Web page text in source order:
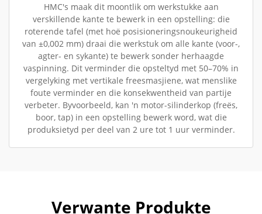
HMC's maak dit moontlik om werkstukke aan
verskillende kante te bewerk in een opstelling: die
roterende tafel (met hoë posisioneringsnoukeurigheid
van ±0,002 mm) draai die werkstuk om alle kante (voor-,
agter- en sykante) te bewerk sonder herhaagde
vaspinning. Dit verminder die opsteltyd met 50–70% in
vergelyking met vertikale freesmasjiene, wat menslike
foute verminder en die konsekwentheid van partije
verbeter. Byvoorbeeld, kan 'n motor-silinderkop (freës,
boor, tap) in een opstelling bewerk word, wat die
produksietyd per deel van 2 ure tot 1 uur verminder.
Verwante Produkte